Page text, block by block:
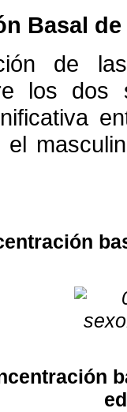
Basal
de
los dos
el